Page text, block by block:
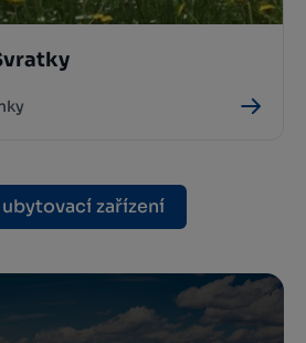
zařízení